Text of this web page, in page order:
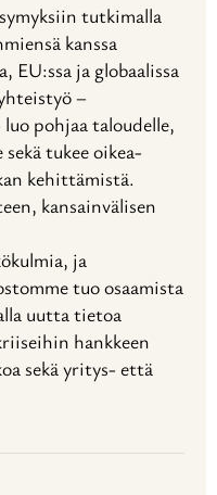
tutkimalla
kanssa
EU:ssa ja globaalissa
–
pohjaa taloudelle,
tukee oikea-
kehittämistä.
kansainvälisen
ja
tuo osaamista
uutta tietoa
hankkeen
sekä yritys- että